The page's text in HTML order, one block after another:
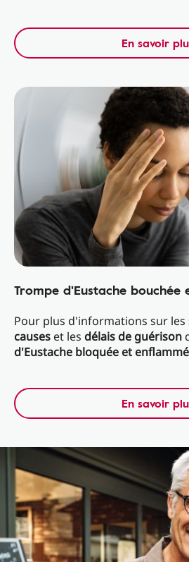
En savoir
Trompe d'Eustache bouchée
Pour plus d'informations sur les
causes et les délais de guérison
d'Eustache bloquée et
En savoir